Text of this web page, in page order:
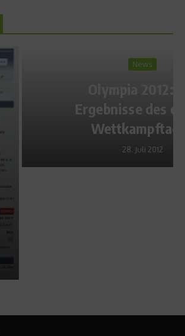
des ersten
Wettkampftages